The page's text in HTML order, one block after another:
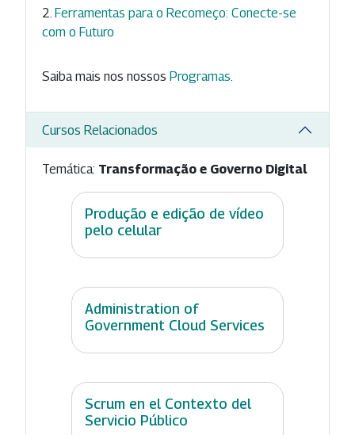
Ferramentas para o Recomeço: Conecte-se
com o Futuro
Saiba mais nos nossos Programas.
Cursos Relacionados
Temática: Transformação e Governo Digital
Produção e edição de vídeo
pelo celular
Administration of
Government Cloud Services
Scrum en el Contexto del
Servicio Público